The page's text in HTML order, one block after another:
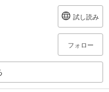
試し読み
フォロー